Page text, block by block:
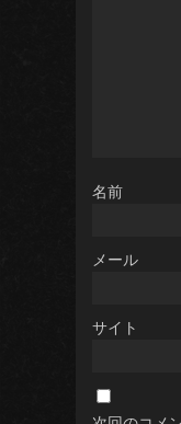
名前
メール
サイト